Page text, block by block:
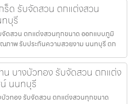
ร็ด รับจัดสวน ตกแต่งสวน
บุรี
จัดสวน ตกแต่งสวนทุกขนาด ออกแบบภูมิ
ภาพ รับประกันความสวยงาม นนทบุรี ตก
น บางบัวทอง รับจัดสวน ตกแต่ง
นนทบุรี
บัวทอง รับจัดสวน ตกแต่งสวนทุกขนาด